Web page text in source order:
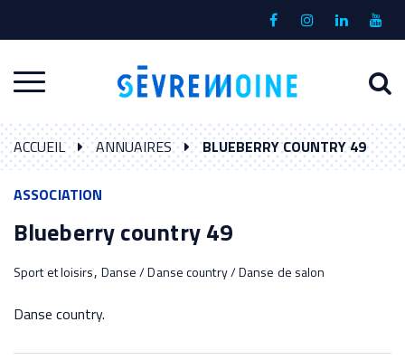
Lien
compte
Lien
Lien
compte
Lien
la
Aller
à
la
navigation
à
ACCUEIL ANNUAIRES BLUEBERRY COUNTRY 49
ASSOCIATION
Blueberry country 49
Sport et loisirs, Danse / Danse country / Danse de salon
Danse country.